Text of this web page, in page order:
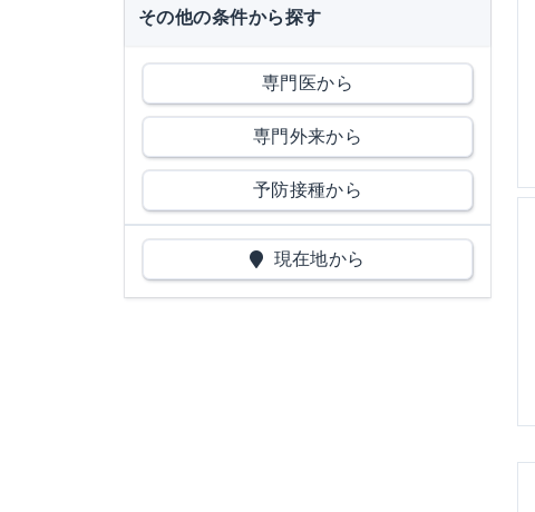
その他の条件から探す
専門医から
専門外来から
予防接種から
現在地から